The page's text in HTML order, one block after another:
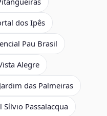
dos Ipês
Pau Brasil
Alegre
das Palmeiras
Passalacqua